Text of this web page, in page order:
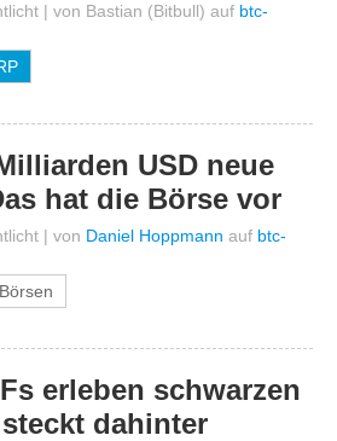
| von Bastian (Bitbull) auf btc-
USD neue
hat die Börse vor
| von Daniel Hoppmann auf btc-
erleben schwarzen
dahinter